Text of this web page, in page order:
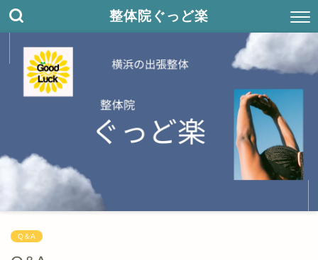
整体院ぐっど楽
Q＆A